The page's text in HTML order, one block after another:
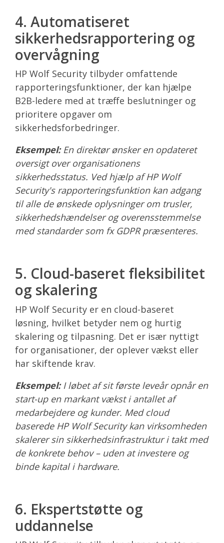
4. Automatiseret
sikkerhedsrapportering og
overvågning
HP Wolf Security tilbyder omfattende
rapporteringsfunktioner, der kan hjælpe
B2B-ledere med at træffe beslutninger og
prioritere opgaver om
sikkerhedsforbedringer.
Eksempel:En direktør ønsker en opdateret
oversigt over organisationens
sikkerhedsstatus. Ved hjælp af HP Wolf
Security's rapporteringsfunktion kan adgang
til alle de ønskede oplysninger om trusler,
sikkerhedshændelser og overensstemmelse
med standarder som fx GDPR præsenteres.
5. Cloud-baseret fleksibilitet
og skalering
HP Wolf Security er en cloud-baseret
løsning, hvilket betyder nem og hurtig
skalering og tilpasning. Det er især nyttigt
for organisationer, der oplever vækst eller
har skiftende krav.
Eksempel:I løbet af sit første leveår opnår en
start-up en markant vækst i antallet af
medarbejdere og kunder. Med cloud
baserede HP Wolf Security kan virksomheden
skalerer sin sikkerhedsinfrastruktur i takt med
de konkrete behov – uden at investere og
binde kapital i hardware.
6. Ekspertstøtte og
uddannelse